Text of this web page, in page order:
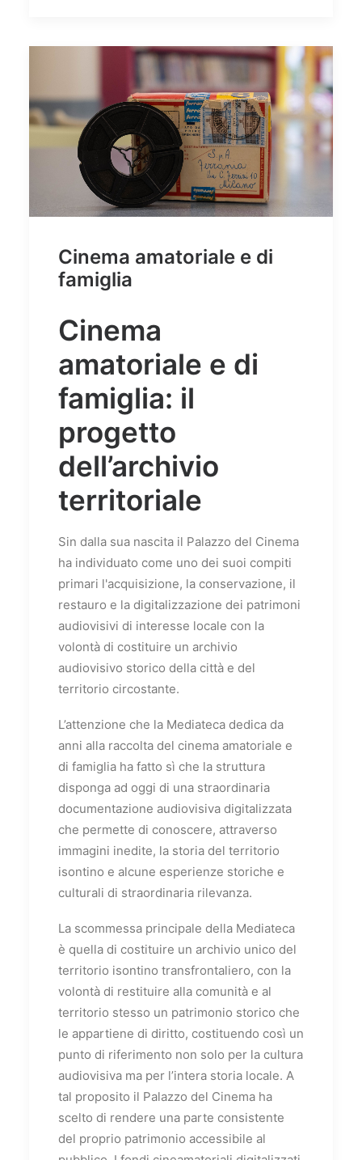
Cinema amatoriale e di
famiglia
Cinema
amatoriale e di
famiglia: il
progetto
dell’archivio
territoriale
Sin dalla sua nascita il Palazzo del Cinema
ha individuato come uno dei suoi compiti
primari l'acquisizione, la conservazione, il
restauro e la digitalizzazione dei patrimoni
audiovisivi di interesse locale con la
volontà di costituire un archivio
audiovisivo storico della città e del
territorio circostante.
L’attenzione che la Mediateca dedica da
anni alla raccolta del cinema amatoriale e
di famiglia ha fatto sì che la struttura
disponga ad oggi di una straordinaria
documentazione audiovisiva digitalizzata
che permette di conoscere, attraverso
immagini inedite, la storia del territorio
isontino e alcune esperienze storiche e
culturali di straordinaria rilevanza.
La scommessa principale della Mediateca
è quella di costituire un archivio unico del
territorio isontino transfrontaliero, con la
volontà di restituire alla comunità e al
territorio stesso un patrimonio storico che
le appartiene di diritto, costituendo così un
punto di riferimento non solo per la cultura
audiovisiva ma per l’intera storia locale. A
tal proposito il Palazzo del Cinema ha
scelto di rendere una parte consistente
del proprio patrimonio accessibile al